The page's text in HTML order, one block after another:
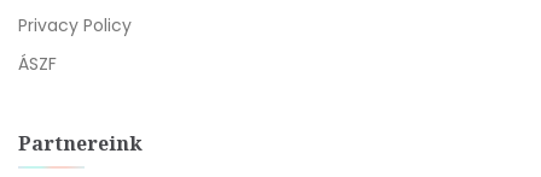
Privacy Policy
ÁSZF
Partnereink